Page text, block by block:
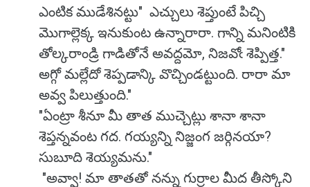
ఎంటిక ముడేశినట్టు" ఎచ్చులు శెప్తుంటే పిచ్చి
మొగాల్లెక్క ఇనుకుంట ఉన్నారారా. గాన్ని మనింటికి
తోల్కరాండ్రి గాడితోనే అవద్దమో, నిజవోఁ శెప్పిత్త."
అగ్గో మల్లేదో శెప్పడాన్కి వొచ్చిండట్టుంది. రారా మా
అవ్వ పిలుత్తుంది."
"ఏంట్రా శీనూ మీ తాత ముచ్చెట్లు శానా శానా
శెప్తన్నవంట గద. గయ్యన్ని నిజ్జంగ జర్గినయా?
సుబూది శెయ్యమను."
"అవ్వా! మా తాతతో నన్ను గుర్రాల మీద తీస్కోని